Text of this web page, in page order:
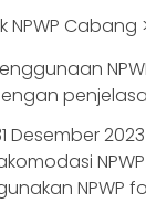
NPWP
Desember
NPWP